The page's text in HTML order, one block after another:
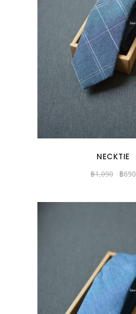
NECKTIE
฿1,090 ฿690